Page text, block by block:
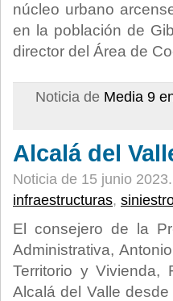
núcleo urbano
en la población de
director del Área de
Noticia de Media 9
Alcalá del
Noticia de 15 junio 2023.
infraestructuras,
El consejero de la
Administrativa,
Territorio y
Alcalá del Valle